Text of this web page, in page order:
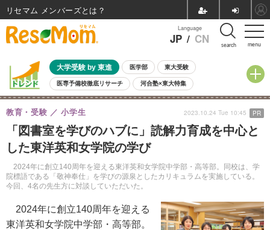
menu
Language
JP / CN search
大学受験 by 東進 医学部 東大受験
医専予備校徹底リサーチ 河合塾×東大特集
親子で考える大学選び 高校受験 中学受験 小学校受験
共通テスト 夏休み
8月開催イベント・WS 全国公立高校 過去問 人気記事
自由研究教材（小学生向け） 自由研究教材（中学生向け）
「図書室を学びのハブに」読解力育成を中心と
した東洋英和女学院の学び
2024年に創立140周年を迎える東洋英和女学院中学部・高等部。同校は、学
院標語である「敬神奉仕」を学びの源泉としたカリキュラムを実施している。
今回、4名の先生方に対談していただいた。
教育・受験 小学生 2023.10.24 Tue 10:45 PR
2024年に創立140周年を迎える
東洋英和女学院中学部・高等部。
リセマム メンバーズ